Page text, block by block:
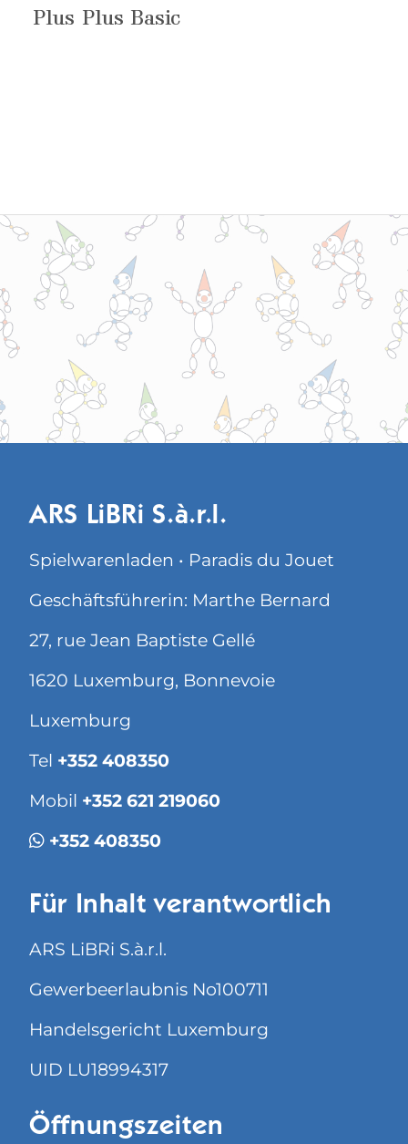
Plus Plus Basic
ARS LiBRi S.à.r.l.
Spielwarenladen • Paradis du Jouet
Geschäftsführerin: Marthe Bernard
27, rue Jean Baptiste Gellé
1620 Luxemburg, Bonnevoie
Luxemburg
Tel +352 408350
Mobil +352 621 219060
+352 408350
Für Inhalt verantwortlich
ARS LiBRi S.à.r.l.
Gewerbeerlaubnis No100711
Handelsgericht Luxemburg
UID LU18994317
Öffnungszeiten